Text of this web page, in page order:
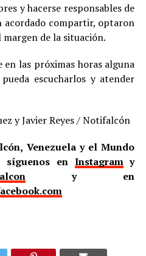
y hacerse responsables de
acordado compartir, optaron
de la situación.
en las próximas horas alguna
escucharlos y atender
y Javier Reyes / Notifalcón
Venezuela y el Mundo
síguenos en Instagramy
y en